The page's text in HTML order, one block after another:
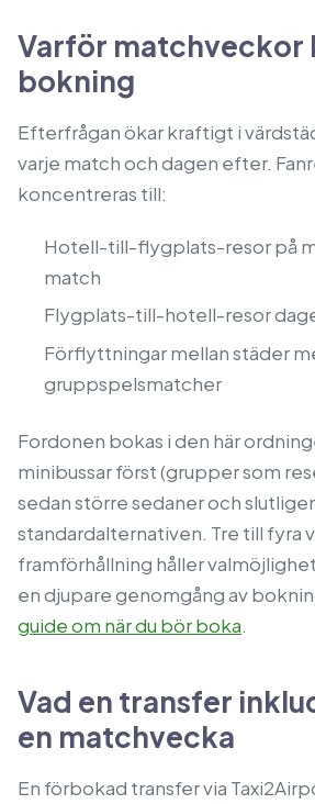
Varför matchveckor
bokning
Efterfrågan ökar kraftigt i
varje match och dagen efter.
koncentreras till:
Hotell-till-flygplats-resor på
match
Flygplats-till-hotell-resor
Förflyttningar mellan städer
gruppspelsmatcher
Fordonen bokas i den här
minibussar först (grupper som
sedan större sedaner och
standardalternativen. Tre till fyra
framförhållning håller
en djupare genomgång av
guide om när du bör boka.
Vad en transfer
en matchvecka
En förbokad transfer via